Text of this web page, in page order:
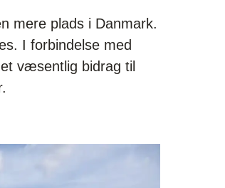
mere plads i Danmark.
I forbindelse med
væsentlig bidrag til